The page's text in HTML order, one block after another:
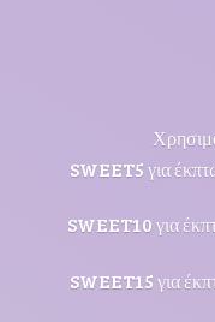
SWEET5 για
SWEET10 για
SWEET15 για